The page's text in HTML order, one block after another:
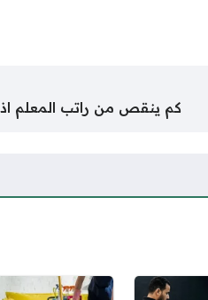
كم ينقص من راتب المعلم